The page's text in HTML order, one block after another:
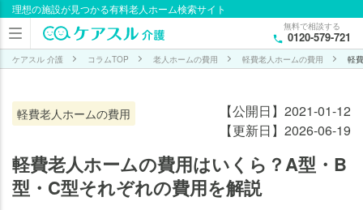
理想の施設が見つかる有料老人ホーム検索サイト
無料で相談する
0120-579-721
ケアスル 介護 コラムTOP 老人ホームの費用 軽費老人ホームの費用 軽
軽費老人ホームの費用
【公開日】2021-01-12
【更新日】2026-06-19
軽費老人ホームの費用はいくら？A型・B
型・C型それぞれの費用を解説
目次
軽
費
人
ホ
ム
と
は